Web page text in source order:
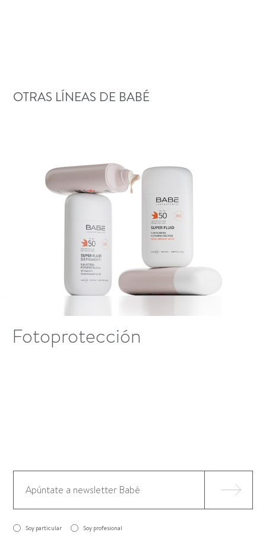
OTRAS LÍNEAS DE BABÉ
Fotoprotección
Soy particular Soy profesional